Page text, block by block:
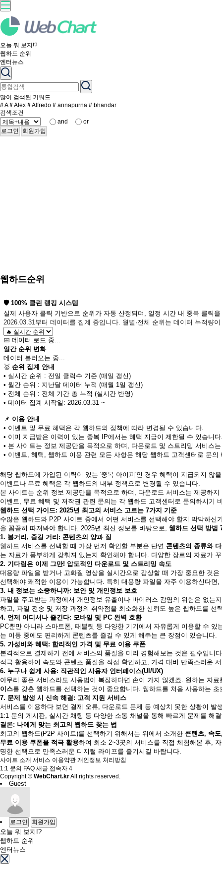
오늘 뭐 보지!?
웹하드 순위
엔터뉴스
많이 검색된 키워드
#A #Alex #Alfredo # annapurna # bhandar
검색조건
and
or
로그인
회원가입
웹하드순위
🛡️ 100% 클린 랭킹 시스템
실제 사용자 클릭 기반으로 순위가 자동 산정되며, 일정 시간 내 중복 클릭
2026.03.31부터 데이터를 집계 중입니다. 월별·전체 순위는 데이터 누적량
📅 데이터 로드 중...
일간 순위 변화
데이터 불러오는 중...
🥇 순위 집계 안내
• 실시간 순위 : 전일 클릭수 기준 (매일 갱신)
• 월간 순위 : 지난달 데이터 누적 (매월 1일 갱신)
• 전체 순위 : 전체 기간 총 누적 (실시간 반영)
• 데이터 집계 시작일: 2026.03.31 ~
📌 이용 안내
• 이벤트 및 무료 혜택은 각 웹하드의 정책에 따라 변경될 수 있습니다.
• 이미 지급받은 이력이 있는 중복 IP에서는 혜택 지급이 제한될 수 있습니
• 본 사이트는 정보 제공만을 목적으로 하며, 다운로드 및 스트리밍 서비스
• 이벤트, 혜택, 웹하드 이용 관련 모든 사항은 해당 웹하드 고객센터로 문의
해당 웹하드에 가입된 이력이 있는 '중복 아이피'인 경우 혜택이 지급되지 않
이벤트나 무료 혜택은 각 웹하드의 내부 정책으로 변경될 수 있습니다.
본 사이트는 순위 정보 제공만을 목적으로 하며, 다운로드 서비스는 제공하지
이벤트, 무료 혜택 및 저작권 관련 문의는 각 웹하드 고객센터로 문의하시기
웹하드 선택 가이드: 2025년 최고의 서비스 고르는 7가지 기준
수많은 웹하드와 P2P 사이트 중에서 어떤 서비스를 선택해야 할지 막막하
을 꼼꼼히 따져봐야 합니다. 2025년 최신 정보를 바탕으로, 웹하드 선택 방법
1. 볼거리, 즐길 거리: 콘텐츠의 양과 질
웹하드 서비스를 선택할 때 가장 먼저 확인할 부분은 단연 콘텐츠의 종류와
는 자료가 풍부하게 갖춰져 있는지 확인해야 합니다. 다양한 장르의 자료가
2. 기다림은 이제 그만! 압도적인 다운로드 및 스트리밍 속도
대용량 파일을 받거나 고화질 영상을 실시간으로 감상할 때 가장 중요한 것
선택해야 쾌적한 이용이 가능합니다. 특히 대용량 파일을 자주 이용하신다면
3. 내 정보는 소중하니까: 보안 및 개인정보 보호
파일을 주고받는 과정에서 개인정보 유출이나 바이러스 감염의 위험은 없는
하고, 파일 전송 및 저장 과정의 취약점을 최소화한 신뢰도 높은 웹하드를 선
4. 언제 어디서나 즐긴다: 모바일 및 PC 완벽 호환
PC뿐만 아니라 스마트폰, 태블릿 등 다양한 기기에서 자유롭게 이용할 수
는 이동 중에도 편리하게 콘텐츠를 즐길 수 있게 해주는 큰 장점이 있습니다.
5. 가성비와 혜택: 합리적인 가격 및 무료 이용 쿠폰
본격적으로 결제하기 전에 서비스의 품질을 미리 경험해보는 것은 필수입니
적극 활용하여 속도와 콘텐츠 품질을 직접 확인하고, 가격 대비 만족스러운
6. 누구나 쉽게 사용: 직관적인 사용자 인터페이스(UI/UX)
아무리 좋은 서비스라도 사용법이 복잡하다면 손이 가지 않겠죠. 원하는 자
이스를 갖춘 웹하드를 선택하는 것이 중요합니다. 웹하드를 처음 사용하는
7. 문제 발생 시 신속 해결: 고객 지원 서비스
서비스를 이용하다 보면 결제 오류, 다운로드 문제 등 예상치 못한 상황이 발
1:1 문의 게시판, 실시간 채팅 등 다양한 소통 채널을 통해 빠르게 문제를 해
결론: 나에게 맞는 최고의 웹하드 찾는 법
최고의 웹하드(P2P 사이트)를 선택하기 위해서는 위에서 소개한 콘텐츠, 속
무료 이용 쿠폰을 적극 활용하여 최소 2~3곳의 서비스를 직접 체험해본 후,
명한 선택으로 만족스러운 디지털 라이프를 즐기시길 바랍니다.
사이트 소개 서비스 이용약관 개인정보 처리방침
1:1 문의 FAQ 새글 접속자 4
Copyright © WebChart.krAll rights reserved.
Guest
로그인 회원가입
오늘 뭐 보지!?
웹하드 순위
엔터뉴스